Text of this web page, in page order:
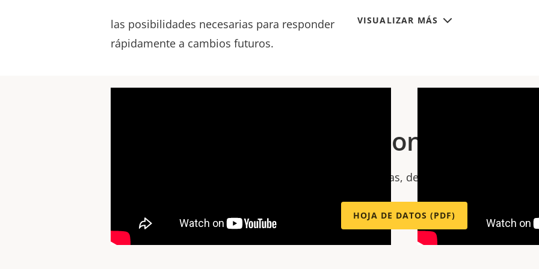
VISUALIZAR MÁS
las posibilidades necesarias para responder
rápidamente a cambios futuros.
Especificaciones técnicas
Para conocer las especificaciones técnicas, descargue la hoja de
HOJA DE DATOS (PDF)